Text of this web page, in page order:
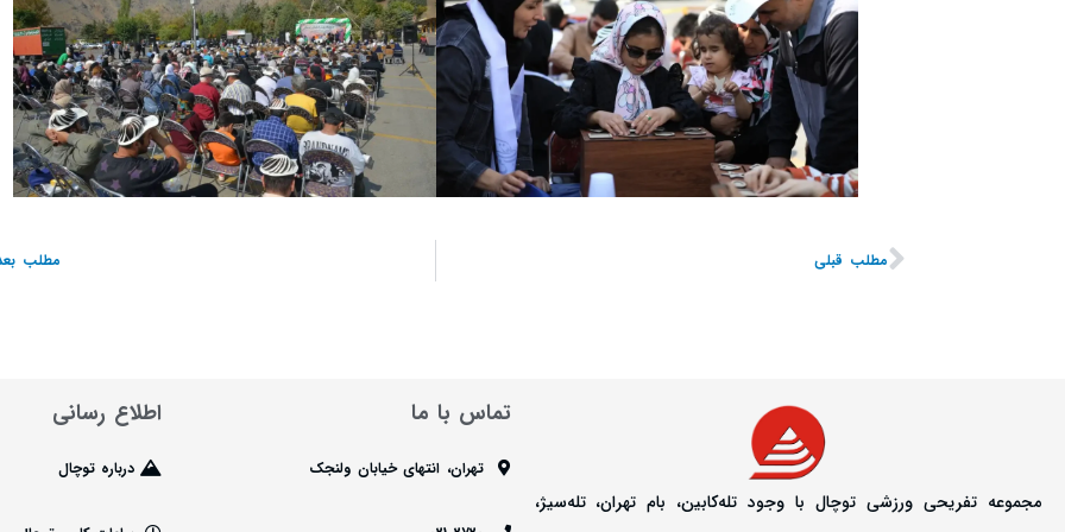
مطلب قبلی مطلب
مجموعه تفریحی ورزشی توچال با وجود تله‌کابین، بام تهران، تله‌سیژ،
تماس با ما
تهران، انتهای خیابان ولنجک
اطلاع رسانی
درباره توچال